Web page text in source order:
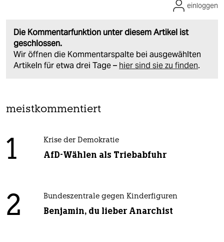
Die Kommentarfunktion unter diesem Artikel ist
geschlossen.
Wir öffnen die Kommentarspalte bei ausgewählten
Artikeln für etwa drei Tage – hier sind sie zu finden.
einloggen
meistkommentiert
1 Krise der Demokratie
AfD-Wählen als Triebabfuhr
2 Bundeszentrale gegen Kinderfiguren
Benjamin, du lieber Anarchist